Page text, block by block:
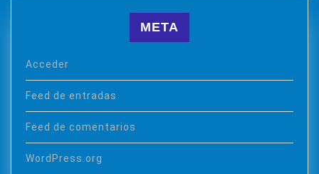
META
Acceder
Feed de entradas
Feed de comentarios
WordPress.org